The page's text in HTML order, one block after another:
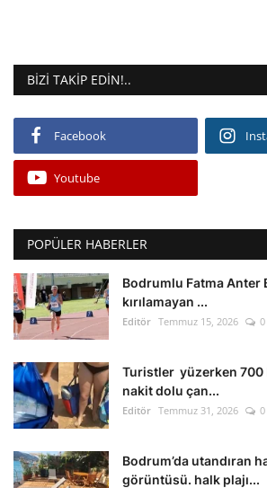
BIZI TAKIP EDIN!..
Facebook
Youtube
POPÜLER HABERLER
Bodrumlu Fatma Anter
kırılamayan ...
Editör Temmuz 15, 2026 0
Turistler yüzerken 700
nakit dolu çan...
Editör Temmuz 31, 2026 0
Bodrum’da utandıran
görüntüsü. halk plajı...